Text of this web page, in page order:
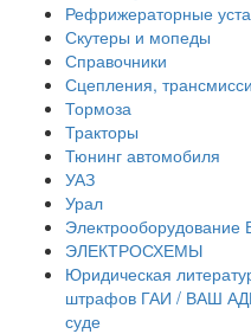
Рефрижераторные
Скутеры и мопеды
Справочники
Сцепления,
Тормоза
Тракторы
Тюнинг автомобиля
УАЗ
Урал
Электрооборудование
ЭЛЕКТРОСХЕМЫ
Юридическая
штрафов ГАИ / ВАШ
суде